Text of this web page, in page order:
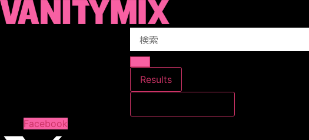
コ
ン
プ
Search
Results
Facebook